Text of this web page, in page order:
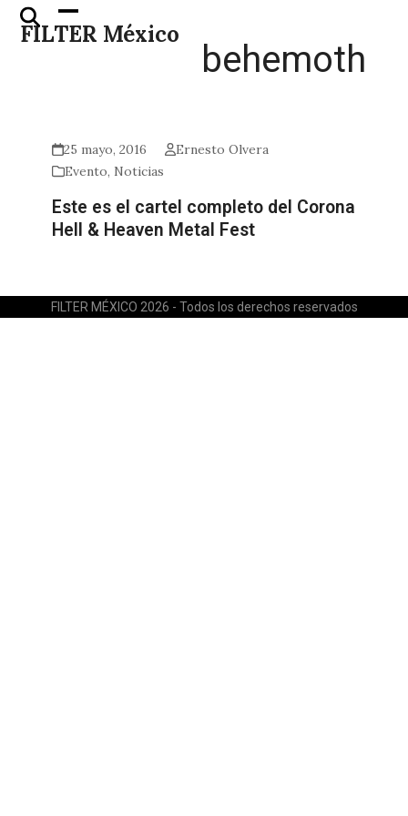
Skip
FILTER México
Open
mobile
Close
mobile
behemoth
25 mayo, 2016
Ernesto Olvera
Evento, Noticias
Este es el cartel completo del Corona
Hell & Heaven Metal Fest
FILTER MÉXICO 2026 - Todos los derechos reservados